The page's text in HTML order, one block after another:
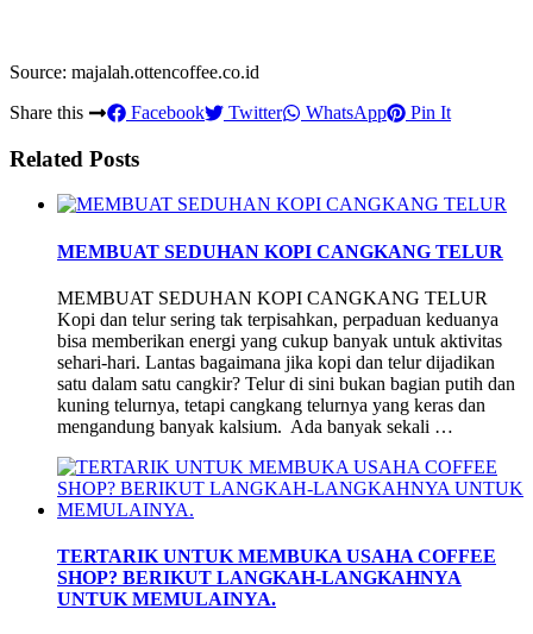
Source: majalah.ottencoffee.co.id
Share this
Facebook Twitter WhatsApp Pin It
Related Posts
MEMBUAT SEDUHAN KOPI CANGKANG TELUR
MEMBUAT SEDUHAN KOPI CANGKANG TELUR
Kopi dan telur sering tak terpisahkan, perpaduan keduanya
bisa memberikan energi yang cukup banyak untuk aktivitas
sehari-hari. Lantas bagaimana jika kopi dan telur dijadikan
satu dalam satu cangkir? Telur di sini bukan bagian putih dan
kuning telurnya, tetapi cangkang telurnya yang keras dan
mengandung banyak kalsium. Ada banyak sekali …
TERTARIK UNTUK MEMBUKA USAHA COFFEE
SHOP? BERIKUT LANGKAH-LANGKAHNYA
UNTUK MEMULAINYA.